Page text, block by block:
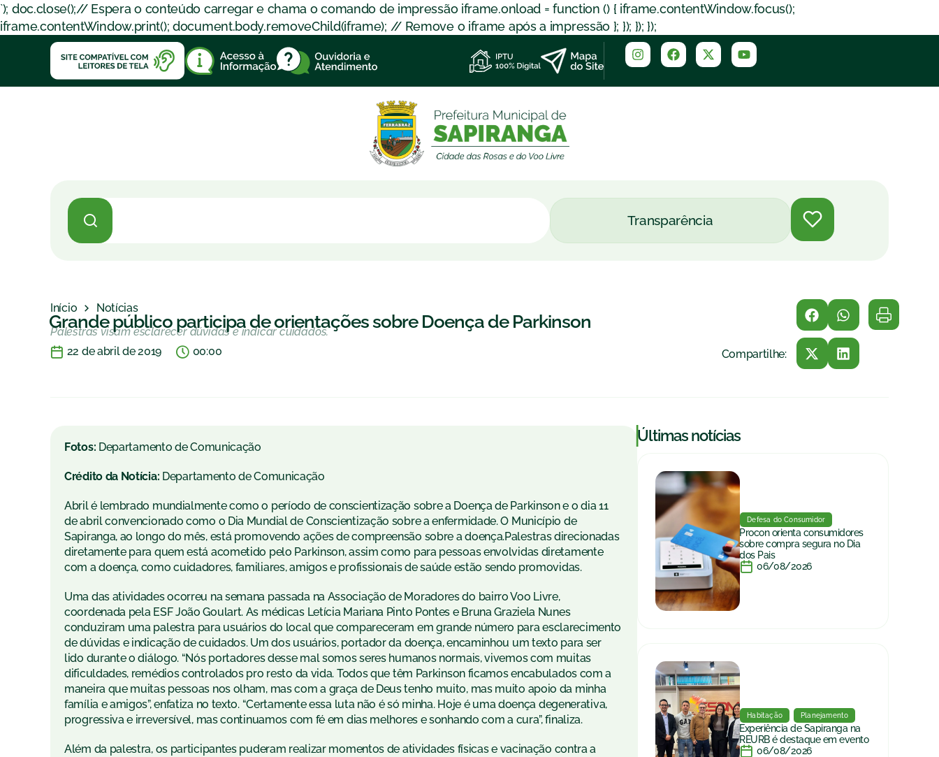
`); doc.close();// Espera o conteúdo carregar e chama o comando de impressão iframe.onload = function () { iframe.contentWindow.focus();
iframe.contentWindow.print(); document.body.removeChild(iframe); // Remove o iframe após a impressão }; }); }); });
Transparência
Início Notícias
Grande público participa de orientações sobre Doença de Parkinson
Palestras visam esclarecer dúvidas e indicar cuidados.
22 de abril de 2019
00:00 Compartilhe:
Fotos: Departamento de Comunicação
Crédito da Notícia: Departamento de Comunicação
Abril é lembrado mundialmente como o período de conscientização sobre a Doença de Parkinson e o dia 11
de abril convencionado como o Dia Mundial de Conscientização sobre a enfermidade. O Município de
Sapiranga, ao longo do mês, está promovendo ações de compreensão sobre a doença.Palestras direcionadas
diretamente para quem está acometido pelo Parkinson, assim como para pessoas envolvidas diretamente
com a doença, como cuidadores, familiares, amigos e profissionais de saúde estão sendo promovidas.
Uma das atividades ocorreu na semana passada na Associação de Moradores do bairro Voo Livre,
coordenada pela ESF João Goulart. As médicas Letícia Mariana Pinto Pontes e Bruna Graziela Nunes
conduziram uma palestra para usuários do local que compareceram em grande número para esclarecimento
de dúvidas e indicação de cuidados. Um dos usuários, portador da doença, encaminhou um texto para ser
lido durante o diálogo. “Nós portadores desse mal somos seres humanos normais, vivemos com muitas
dificuldades, remédios controlados pro resto da vida. Todos que têm Parkinson ficamos encabulados com a
maneira que muitas pessoas nos olham, mas com a graça de Deus tenho muito, mas muito apoio da minha
família e amigos”, enfatiza no texto. “Certamente essa luta não é só minha. Hoje é uma doença degenerativa,
progressiva e irreversível, mas continuamos com fé em dias melhores e sonhando com a cura”, finaliza.
Além da palestra, os participantes puderam realizar momentos de atividades físicas e vacinação contra a
|Últimas notícias
Defesa do Consumidor
Procon orienta consumidores
sobre compra segura no Dia
dos Pais
06/08/2026
Habitação Planejamento
Experiência de Sapiranga na
REURB é destaque em evento
06/08/2026